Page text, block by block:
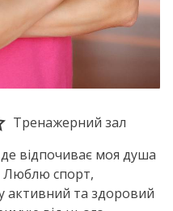
Тренажерний зал
відпочиває моя душа
Люблю спорт,
активний та здоровий